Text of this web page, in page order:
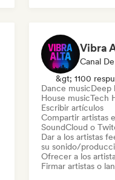
Vibra
&gt; 1100
Dance musicDeep
House musicTech
Escribir artículos
Compartir artistas
SoundCloud o
Dar a los artistas
su sonido/
Ofrecer a los
Firmar artistas o